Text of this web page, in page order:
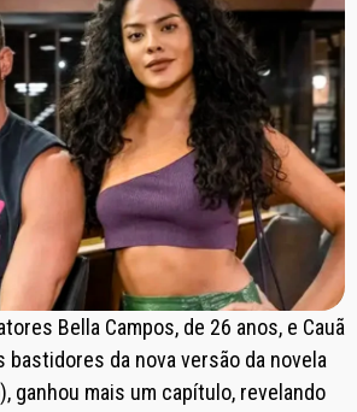
Bella Campos, de 26 anos, e Cauã
bastidores da nova versão da novela
ganhou mais um capítulo, revelando